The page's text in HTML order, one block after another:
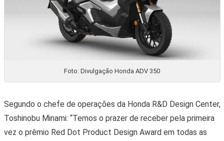
Foto: Divulgação Honda ADV 350
Segundo o chefe de operações da Honda R&D Design Center,
Toshinobu Minami: “Temos o prazer de receber pela primeira
vez o prêmio Red Dot Product Design Award em todas as